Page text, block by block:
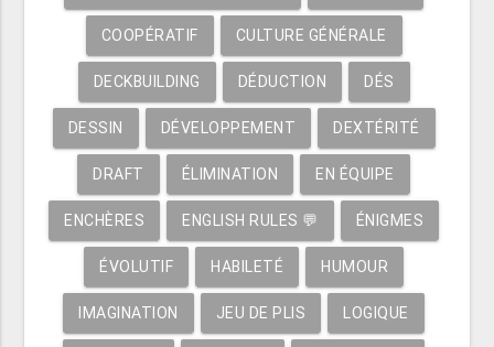
COOPÉRATIF CULTURE GÉNÉRALE
DECKBUILDING DÉDUCTION DÉS
DESSIN DÉVELOPPEMENT DEXTÉRITÉ
DRAFT ÉLIMINATION EN ÉQUIPE
ENCHÈRES ENGLISH RULES 💬 ÉNIGMES
ÉVOLUTIF HABILETÉ HUMOUR
IMAGINATION JEU DE PLIS LOGIQUE